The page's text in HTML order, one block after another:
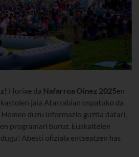
Horixe da Nafarroa Oinez 2025en
jaia Atarrabian ospatuko da
duzu informazio guztia datari,
programari buruz. Euskaltelen
Abesti ofiziala entseatzen has